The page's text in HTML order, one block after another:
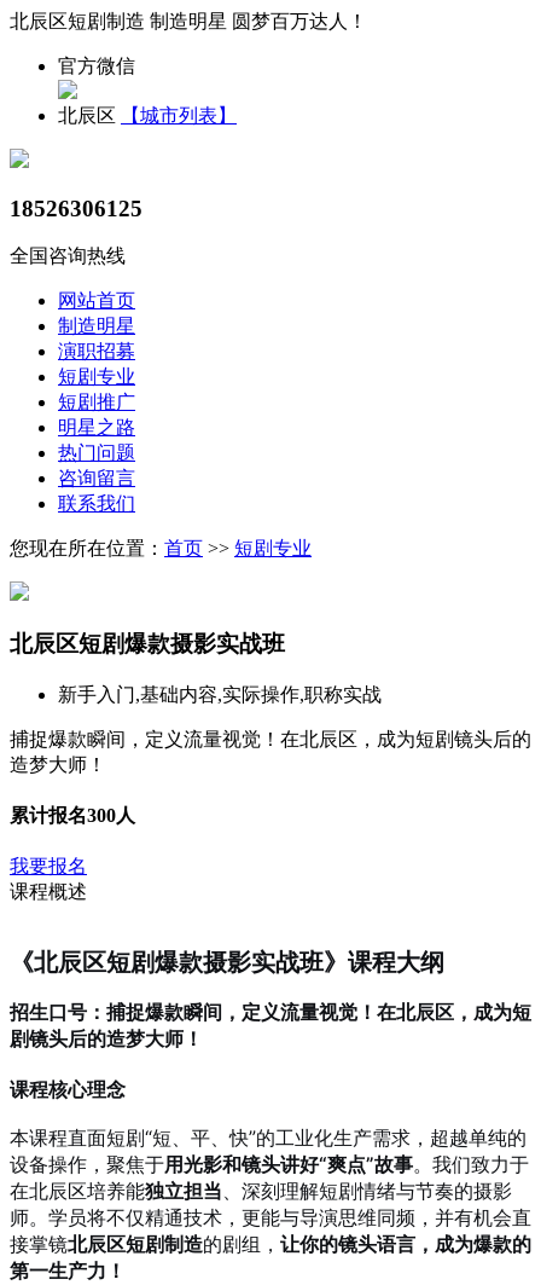
北辰区短剧制造 制造明星 圆梦百万达人！
官方微信
北辰区 【城市列表】
18526306125
全国咨询热线
网站首页
制造明星
演职招募
短剧专业
短剧推广
明星之路
热门问题
咨询留言
联系我们
您现在所在位置： 首页 >> 短剧专业
北辰区短剧爆款摄影实战班
新手入门,基础内容,实际操作,职称实战
捕捉爆款瞬间，定义流量视觉！在北辰区，成为短剧镜头后的
造梦大师！
累计报名300人
我要报名
课程概述
《北辰区短剧爆款摄影实战班》课程大纲
招生口号：捕捉爆款瞬间，定义流量视觉！在北辰区，成为短
剧镜头后的造梦大师！
课程核心理念
本课程直面短剧“短、平、快”的工业化生产需求，超越单纯的
设备操作，聚焦于用光影和镜头讲好“爽点”故事。我们致力于
在北辰区培养能独立担当、深刻理解短剧情绪与节奏的摄影
师。学员将不仅精通技术，更能与导演思维同频，并有机会直
接掌镜北辰区短剧制造的剧组， 让你的镜头语言，成为爆款的
第一生产力！